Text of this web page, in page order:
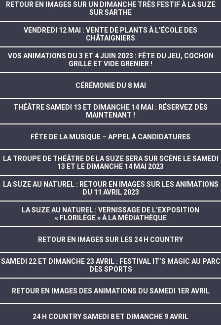
RETOUR EN IMAGES SUR UN DIMANCHE TRÈS FESTIF À LA SUZE
SUR SARTHE
VENDREDI 12 MAI : VENTE DE PLANTS À L’ÉCOLE DES
CHÂTAIGNIERS
VOS ANIMATIONS DU 3 ET 4 JUIN 2023 : FÊTE DU JEU, COCHON
GRILLÉ ET VIDE GRENIER !
CÉRÉMONIE DU 8 MAI
THÉÂTRE SAMEDI 13 ET DIMANCHE 14 MAI : RÉSERVEZ DÈS
MAINTENANT !
FÊTE DE LA MUSIQUE – APPEL À CANDIDATURES
LA TROUPE DE THÉÂTRE DE LA SUZE SERA SUR SCÈNE LE SAMEDI
13 ET LE DIMANCHE 14 MAI 2023
LA SUZE AU NATUREL : RETOUR EN IMAGES SUR LES ANIMATIONS
DU 11 AVRIL 2023
LA SUZE AU NATUREL : VERNISSAGE DE L’EXPOSITION
« FLORILÈGE » À LA MÉDIATHÈQUE
RETOUR EN IMAGES SUR LES 24 H COUNTRY
SAMEDI 22 ET DIMANCHE 23 AVRIL : FESTIVAL IT’S MAGIC AU PARC
DES SPORTS
RETOUR EN IMAGES DES ANIMATIONS DU SAMEDI 1ER AVRIL
24 H COUNTRY SAMEDI 8 ET DIMANCHE 9 AVRIL